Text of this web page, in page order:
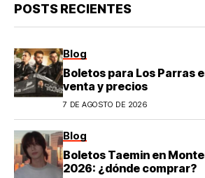
POSTS RECIENTES
Blog
Boletos para Los Parras
venta y precios
7 DE AGOSTO DE 2026
Blog
Boletos Taemin en
2026: ¿dónde comprar?